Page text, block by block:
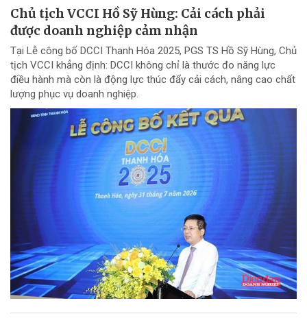
Chủ tịch VCCI Hồ Sỹ Hùng: Cải cách phải
được doanh nghiệp cảm nhận
Tại Lễ công bố DCCI Thanh Hóa 2025, PGS TS Hồ Sỹ Hùng, Chủ
tịch VCCI khẳng định: DCCI không chỉ là thước đo năng lực
điều hành mà còn là động lực thúc đẩy cải cách, nâng cao chất
lượng phục vụ doanh nghiệp.